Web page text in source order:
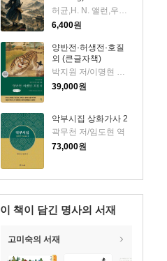
허균,H. N. 앨런,우재훈(Cezaro) 저
6,400원
양반전·허생전·호질
외 (큰글자책)
박지원 저/이명현 역/한동훈 그림
39,000원
악부시집 상화가사 2
곽무천 저/임도현 역
73,000원
이 책이 담긴 명사의 서재
고미숙의 서재